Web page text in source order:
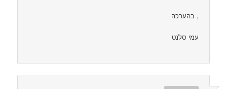
בהערכה ,
עמי סלנט